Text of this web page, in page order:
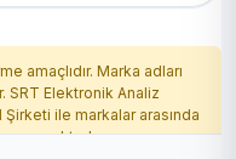
amaçlıdır. Marka adları
SRT Elektronik Analiz
ile markalar arasında